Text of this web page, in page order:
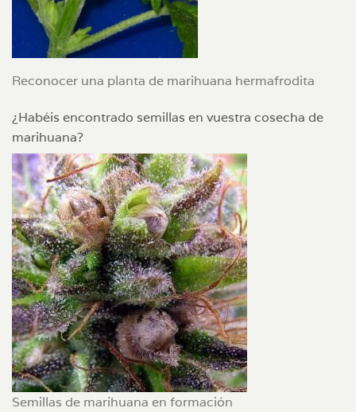
Reconocer una planta de marihuana hermafrodita
¿Habéis encontrado semillas en vuestra cosecha de
marihuana?
Semillas de marihuana en formación